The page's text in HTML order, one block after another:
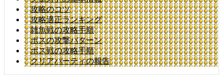
攻略のコツ
攻略適正ランキング
雑魚戦の攻略手順
ボスの攻撃パターン
ボス戦の攻略手順
クリアパーティの報告